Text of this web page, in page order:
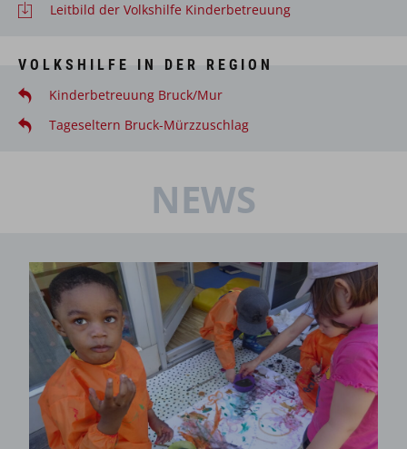
Leitbild der Volkshilfe Kinderbetreuung
VOLKSHILFE IN DER REGION
Kinderbetreuung Bruck/Mur
Tageseltern Bruck-Mürzzuschlag
NEWS